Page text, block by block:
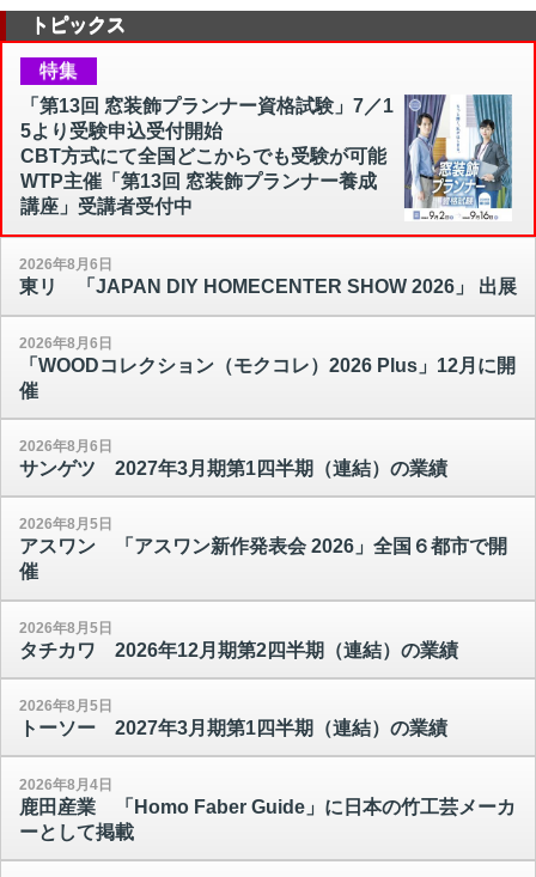
トピックス
特集
「第13回 窓装飾プランナー資格試験」7／1
5より受験申込受付開始
CBT方式にて全国どこからでも受験が可能
WTP主催「第13回 窓装飾プランナー養成
講座」受講者受付中
2026年8月6日
東リ 「JAPAN DIY HOMECENTER SHOW 2026」 出展
2026年8月6日
「WOODコレクション（モクコレ）2026 Plus」12月に開
催
2026年8月6日
サンゲツ 2027年3月期第1四半期（連結）の業績
2026年8月5日
アスワン 「アスワン新作発表会 2026」全国６都市で開
催
2026年8月5日
タチカワ 2026年12月期第2四半期（連結）の業績
2026年8月5日
トーソー 2027年3月期第1四半期（連結）の業績
2026年8月4日
鹿田産業 「Homo Faber Guide」に日本の竹工芸メーカ
ーとして掲載